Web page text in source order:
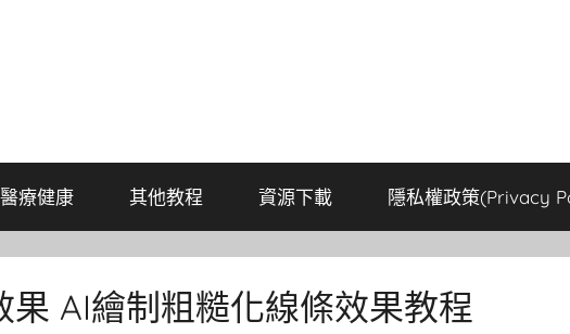
醫療健康 其他教程 資源下載 隱私權政策(Privacy
AI繪制粗糙化線條效果教程